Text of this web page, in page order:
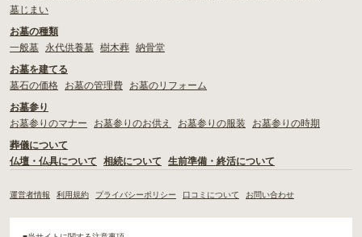
墓じまい
お墓の種類
一般墓
永代供養墓 樹木葬 納骨堂
お墓を建てる
墓石の価格
お墓の管理費
お墓のリフォーム
お墓参り
お墓参りのマナー
お墓参りのお供え お墓参りの服装
お墓参りの時期
葬儀について
仏壇・仏具について
相続について 生前準備・終活について
運営者情報 利用規約 プライバシーポリシー 口コミについて お問い合わせ